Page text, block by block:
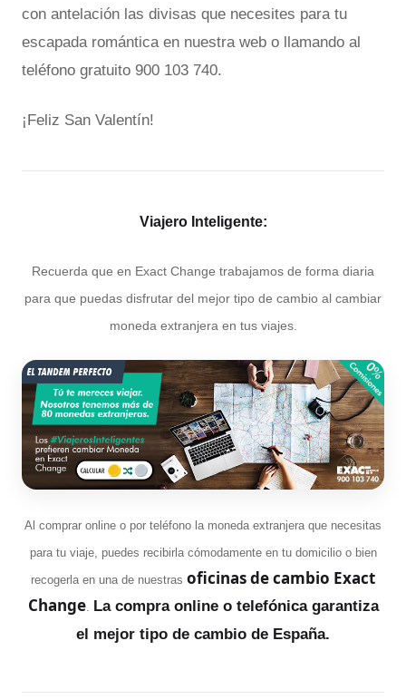
con antelación las divisas que necesites para tu
escapada romántica en nuestra web o llamando al
teléfono gratuito 900 103 740.
¡Feliz San Valentín!
Viajero Inteligente:
Recuerda que en Exact Change trabajamos de forma diaria
para que puedas disfrutar del mejor tipo de cambio al cambiar
moneda extranjera en tus viajes.
Al comprar online o por teléfono la moneda extranjera que necesitas
para tu viaje, puedes recibirla cómodamente en tu domicilio o bien
recogerla en una de nuestras oficinas de cambio Exact
Change. La compra online o telefónica garantiza
el mejor tipo de cambio de España.